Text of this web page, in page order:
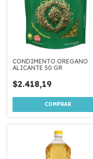
CONDIMENTO OREGANO
ALICANTE 50 GR
$2.418,19